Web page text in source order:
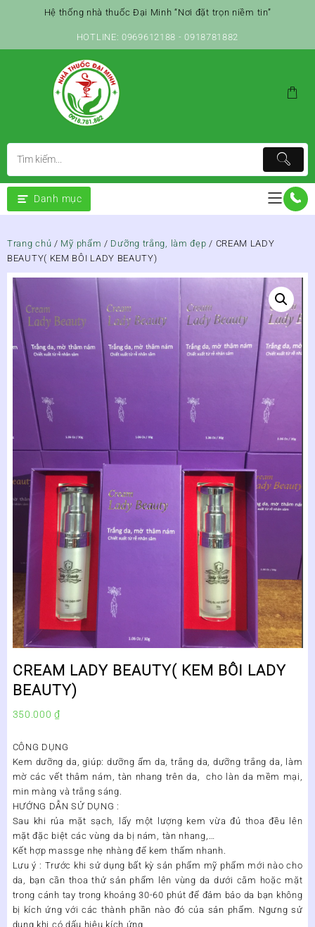
Hệ thống nhà thuốc Đại Minh “Nơi đặt trọn niềm tin”
HOTLINE: 0969612188 - 0918781882
Danh mục
Trang chủ / Mỹ phẩm / Dưỡng trắng, làm đẹp / CREAM LADY
BEAUTY( KEM BÔI LADY BEAUTY)
CREAM LADY BEAUTY( KEM BÔI LADY
BEAUTY)
350.000₫
CÔNG DỤNG
Kem dưỡng da, giúp: dưỡng ẩm da, trắng da, dưỡng trắng da, làm
mờ các vết thâm nám, tàn nhang trên da, cho làn da mềm mại,
min màng và trắng sáng.
HƯỚNG DẪN SỬ DỤNG :
Sau khi rủa mặt sạch, lấy một lượng kem vừa đủ thoa đều lên
mặt đặc biệt các vùng da bị nám, tàn nhang,…
Kết hợp massge nhẹ nhàng để kem thấm nhanh.
Lưu ý : Trước khi sử dụng bất kỳ sản phẩm mỹ phẩm mới nào cho
da, bạn cần thoa thử sản phẩm lên vùng da dưới cằm hoặc mặt
trong cánh tay trong khoảng 30-60 phút để đảm bảo da bạn không
bị kích ứng với các thành phần nào đó của sản phẩm. Ngưng sử
dụng khi có dấu hiệu kích ứng